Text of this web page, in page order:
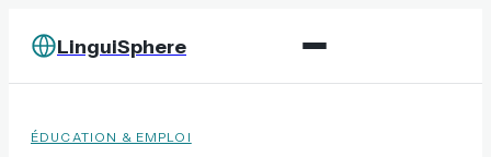
LinguiSphere
ÉDUCATION & EMPLOI